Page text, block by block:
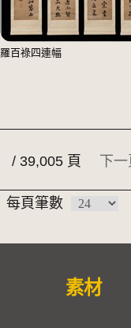
羅百祿四連幅
/ 39,005 頁 下
每頁筆數
素材